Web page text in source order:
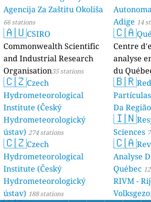
Agencija Za Zaštitu Okoliša
66 stations
🇦🇺CSIRO
Commonwealth Scientific
and Industrial Research
Organisation35 stations
🇨🇿Czech
Hydrometeorological
Institute (Český
Hydrometeorologický
ústav) 274 stations
🇨🇿Czech
Hydrometeorological
Institute (Český
Hydrometeorologický
ústav) 188 stations
Adige 14
🇨🇦
Centre
analyse
du
🇧🇷
Da
🇮🇳
Sciences
🇨🇦
Analyse
Québec
RIVM -